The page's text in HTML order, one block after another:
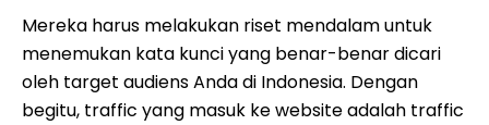
Mereka harus melakukan riset mendalam untuk
menemukan kata kunci yang benar-benar dicari
oleh target audiens Anda di Indonesia. Dengan
begitu, traffic yang masuk ke website adalah traffic